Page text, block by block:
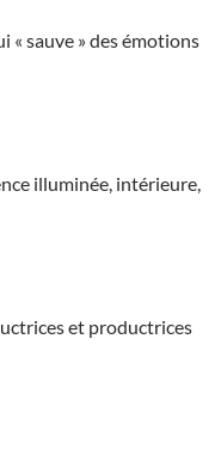
« sauve » des émotions
illuminée, intérieure,
et productrices